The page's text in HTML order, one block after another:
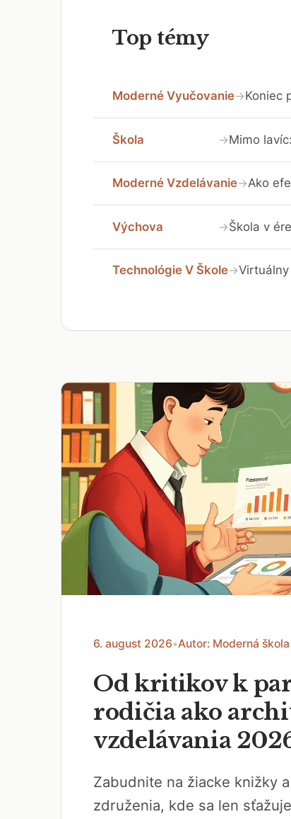
Top témy
Moderné Vyučovanie→Koniec
Škola →Mimo
Moderné Vzdelávanie→Ako
Výchova →Škola v
Technológie V Škole→
6. august 2026•Autor: Moderná škola
Od kritikov k
rodičia ako
vzdelávania
Zabudnite na žiacke knižky
združenia, kde sa len